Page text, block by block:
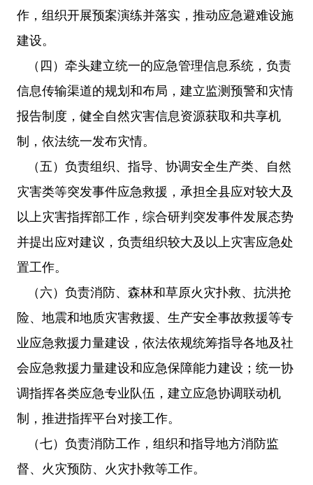
作，组织开展预案演练并落实，推动应急避难设施
建设。
（四）牵头建立统一的应急管理信息系统，负责
信息传输渠道的规划和布局，建立监测预警和灾情
报告制度，健全自然灾害信息资源获取和共享机
制，依法统一发布灾情。
（五）负责组织、指导、协调安全生产类、自然
灾害类等突发事件应急救援，承担全县应对较大及
以上灾害指挥部工作，综合研判突发事件发展态势
并提出应对建议，负责组织较大及以上灾害应急处
置工作。
（六）负责消防、森林和草原火灾扑救、抗洪抢
险、地震和地质灾害救援、生产安全事故救援等专
业应急救援力量建设，依法依规统筹指导各地及社
会应急救援力量建设和应急保障能力建设；统一协
调指挥各类应急专业队伍，建立应急协调联动机
制，推进指挥平台对接工作。
（七）负责消防工作，组织和指导地方消防监
督、火灾预防、火灾扑救等工作。